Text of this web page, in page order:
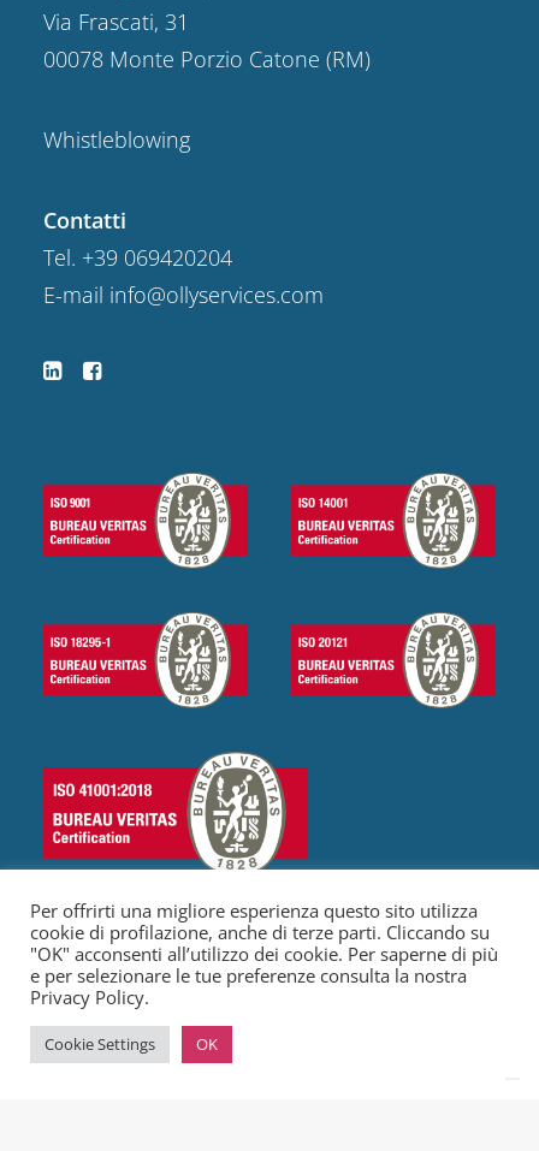
Via Frascati, 31
00078 Monte Porzio Catone (RM)
Whistleblowing
Contatti
Tel. +39 069420204
E-mail info@ollyservices.com
© 2023 Olly Services S.r.l. Tutti I diritti riservati|P. IVA 16179081001
|C.F: 16179081001
10000,00 | Privacy Policy
Per offrirti una migliore esperienza questo sito utilizza
cookie di profilazione, anche di terze parti. Cliccando su
"OK" acconsenti all’utilizzo dei cookie. Per saperne di più
e per selezionare le tue preferenze consulta la nostra
Privacy Policy.
Cookie Settings OK